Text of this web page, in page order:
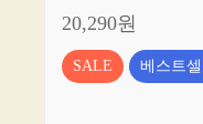
20,290원
SALE 베스트